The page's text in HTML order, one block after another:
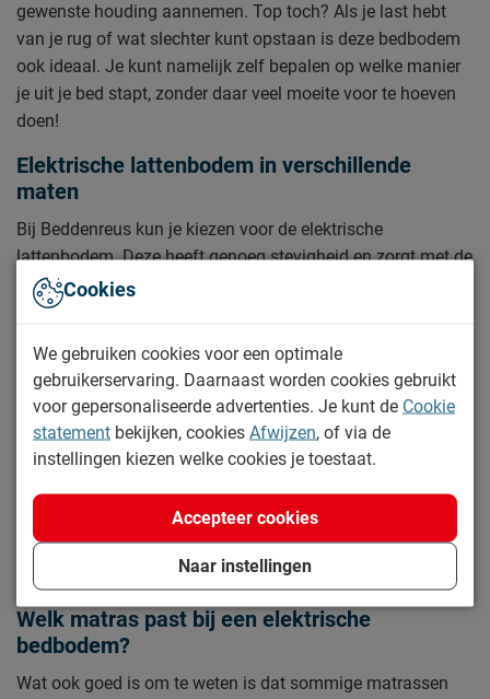
gewenste houding aannemen. Top toch? Als je last hebt
van je rug of wat slechter kunt opstaan is deze bedbodem
ook ideaal. Je kunt namelijk zelf bepalen op welke manier
je uit je bed stapt, zonder daar veel moeite voor te hoeven
doen!
Elektrische lattenbodem in verschillende
maten
Bij Beddenreus kun je kiezen voor de elektrische
lattenbodem. Deze heeft genoeg stevigheid en zorgt met de
latten voor een goede ondersteuning. Wees ervan bewust
dat je de juiste maat kiest. Is het formaat van je bed
90x200. Naast deze standaard maat vind je bij Beddenreus
ook een elektrische lattenbodem in de maten 70x200,
80x200 en 120x200. Voor langere bedframes hebben wij
ook elektrische bodems van 210 cm en 220 cm lang!
De juiste keuze hangt af van je persoonlijke voorkeuren.
Heb je hulp of advies nodig bij het kiezen van de juiste
elektrische lattenbodem? Neem dan eens contact op met
Welk matras past bij een elektrische
bedbodem?
Wat ook goed is om te weten is dat sommige matrassen
Cookies
We gebruiken cookies voor een optimale
gebruikerservaring. Daarnaast worden cookies gebruikt
voor gepersonaliseerde advertenties. Je kunt de Cookie
statement bekijken, cookies Afwijzen, of via de
instellingen kiezen welke cookies je toestaat.
Naar instellingen
Accepteer cookies